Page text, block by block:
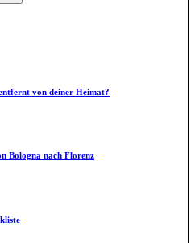
von deiner Heimat?
Bologna nach Florenz